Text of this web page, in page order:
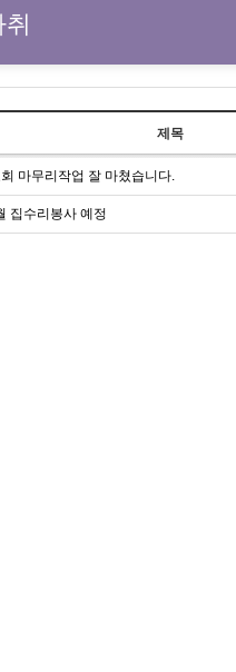
제목
마무리작업 잘 마쳤습니다.
집수리봉사 예정